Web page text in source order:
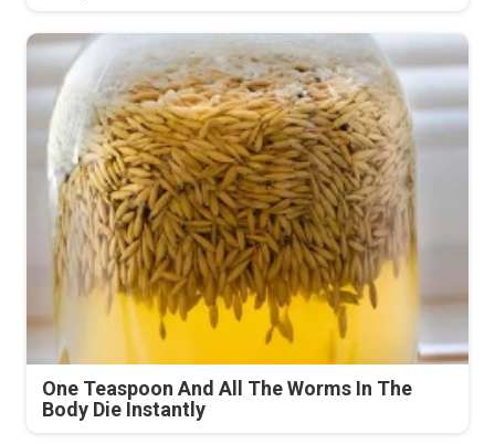
One Teaspoon And All The Worms In The
Body Die Instantly